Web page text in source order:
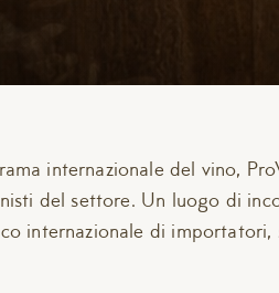
internazionale del vino,
del settore. Un luogo di
internazionale di importatori,